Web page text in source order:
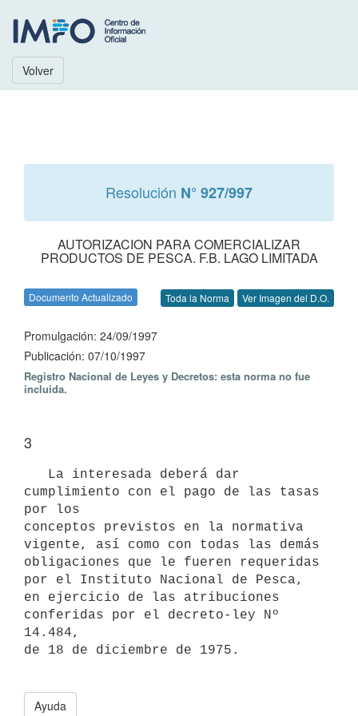
Volver
Resolución N° 927/997
AUTORIZACION PARA COMERCIALIZAR
PRODUCTOS DE PESCA. F.B. LAGO LIMITADA
Documento Actualizado Toda la Norma Ver Imagen del D.O.
Promulgación: 24/09/1997
Publicación: 07/10/1997
Registro Nacional de Leyes y Decretos: esta norma no fue
incluida.
3
cumplimiento con el pago de las tasas
por los
conceptos previstos en la normativa
vigente, así como con todas las demás
obligaciones que le fueren requeridas
por el Instituto Nacional de Pesca,
en ejercicio de las atribuciones
conferidas por el decreto-ley Nº
14.484,
de 18 de diciembre de 1975.
Ayuda